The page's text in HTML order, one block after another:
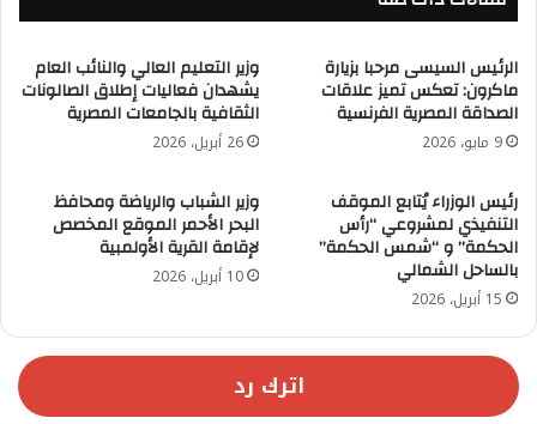
الرئيس السيسى مرحبا بزيارة
ماكرون: تعكس تميز علاقات
الصداقة المصرية الفرنسية
9 مايو، 2026
وزير التعليم العالي والنائب العام
يشهدان فعاليات إطلاق الصالونات
الثقافية بالجامعات المصرية
26 أبريل، 2026
رئيس الوزراء يُتابع الموقف
التنفيذي لمشروعي “رأس
الحكمة” و “شمس الحكمة”
بالساحل الشمالي
15 أبريل، 2026
وزير الشباب والرياضة ومحافظ
البحر الأحمر الموقع المخصص
لإقامة القرية الأولمبية
10 أبريل، 2026
اترك رد